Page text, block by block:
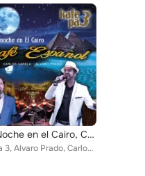
Una Noche en el Cairo, Café Español
kafé pa 3, Alvaro Prado, Carlos Varela